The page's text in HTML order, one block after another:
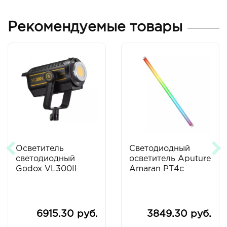
Рекомендуемые товары
Осветитель
светодиодный
Godox VL300II
6915.30 руб.
Светодиодный
осветитель Aputure
Amaran PT4c
3849.30 руб.